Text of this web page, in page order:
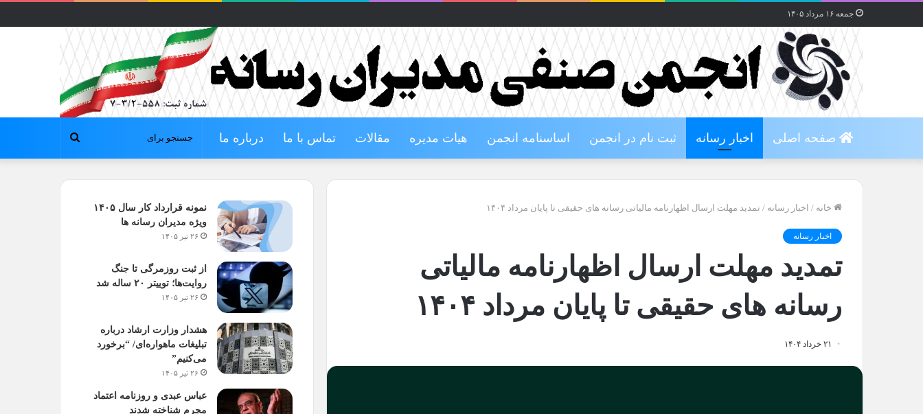
جمعه ۱۶ مرداد ۱۴۰۵
صفحه اصلی اخبار رسانه ثبت نام در انجمن اساسنامه انجمن هیات مدیره مقالات تماس با ما درباره ما جستجو
برای
خانه / اخبار رسانه / تمدید مهلت ارسال اظهارنامه مالیاتی رسانه های حقیقی تا پایان مرداد ۱۴۰۴
اخبار رسانه
تمدید مهلت ارسال اظهارنامه مالیاتی
رسانه های حقیقی تا پایان مرداد ۱۴۰۴
۲۱ خرداد ۱۴۰۴
نمونه قرارداد کار سال ۱۴۰۵
ویژه مدیران رسانه ها
۲۶ تیر ۱۴۰۵
از ثبت روزمرگی تا جنگ
روایت‌ها؛ توییتر ۲۰ ساله شد
۲۶ تیر ۱۴۰۵
هشدار وزارت ارشاد درباره
تبلیغات ماهواره‌ای/ “برخورد
می‌کنیم”
۲۶ تیر ۱۴۰۵
عباس عبدی و روزنامه اعتماد
مجرم شناخته شدند